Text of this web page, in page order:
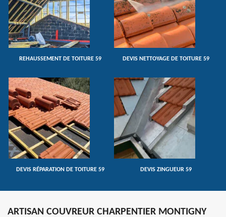
REHAUSSEMENT DE TOITURE 59 DEVIS NETTOYAGE DE TOITURE 59
DEVIS RÉPARATION DE TOITURE 59 DEVIS ZINGUEUR 59
ARTISAN COUVREUR CHARPENTIER MONTIGNY